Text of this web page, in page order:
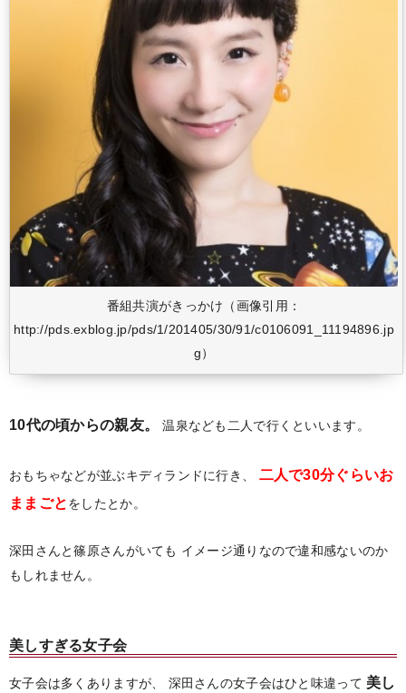
番組共演がきっかけ（画像引用：
http://pds.exblog.jp/pds/1/201405/30/91/c0106091_11194896.jp
g）
10代の頃からの親友。 温泉なども二人で行くといいます。
おもちゃなどが並ぶキディランドに行き、
二人で30分ぐらいお
ままごとをしたとか。
深田さんと篠原さんがいても イメージ通りなので違和感ないのか
もしれません。
美しすぎる女子会
女子会は多くありますが、 深田さんの女子会はひと味違って 美し